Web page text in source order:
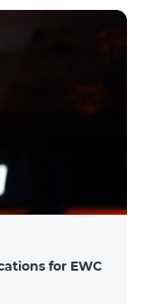
for EWC